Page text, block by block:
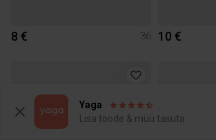
8 € 36 10 €
Yaga
Lisa toode & müü tasuta